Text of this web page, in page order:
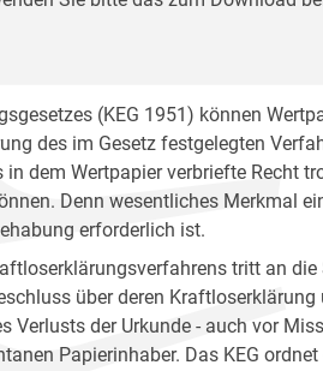
(KEG 1951) können
des im Gesetz festgelegten
dem Wertpapier verbriefte Recht
Denn wesentliches Merkmal
erforderlich ist.
tritt an
über deren
Verlusts der Urkunde - auch vor
Papierinhaber. Das KEG